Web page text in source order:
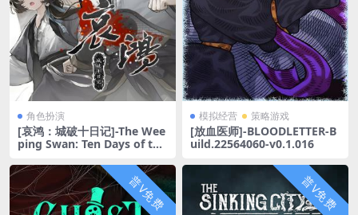
角色扮演
[哀鸿：城破十日记]-The Wee
ping Swan: Ten Days of the
1.4
模拟经营 策略游戏
[放血医师]-BLOODLETTER-B
uild.22564060-v0.1.016
普V免费 普V免费